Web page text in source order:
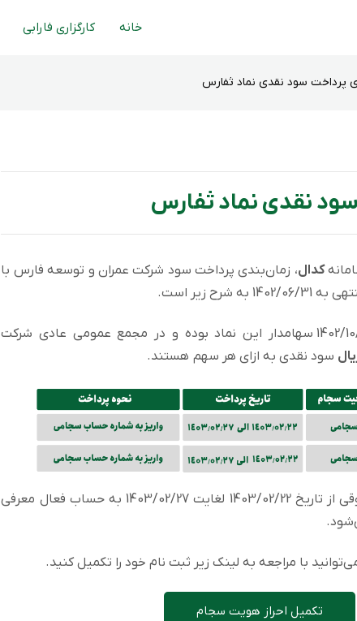
خانه کارگزاری فارابی
پرداخت سود نقدی نماد ثفارس
نقدی نماد ثفارس
کدال، زمان‌بندی پرداخت سود شركت عمران و توسعه فارس با
زیر است.
سهامدارانی که در تاریخ 1402/10/30 سهامدار این نماد بوده و در مجمع عمومی عادی شرکت
سود نقدی به ازای هر سهم هستند.
سود سهامداران حقیقی و حقوقی از تاریخ 1403/02/22 لغایت 1403/02/27 به حساب فعال معرفی
با مراجعه به لینک زیر ثبت نام خود را تکمیل کنید.
تکمیل احراز هویت سجام